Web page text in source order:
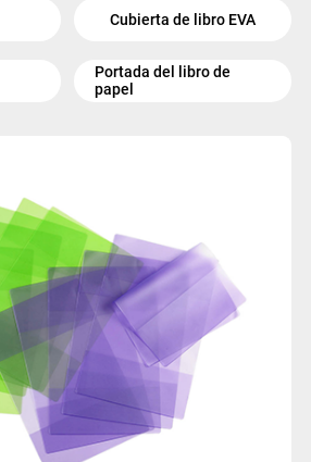
Cubierta de libro EVA
Portada del libro de
papel